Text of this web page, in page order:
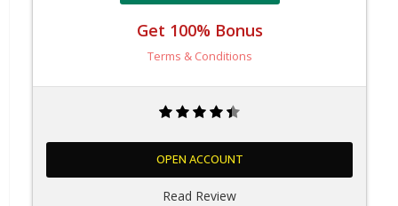
Get 100% Bonus
Terms & Conditions
OPEN ACCOUNT
Read Review